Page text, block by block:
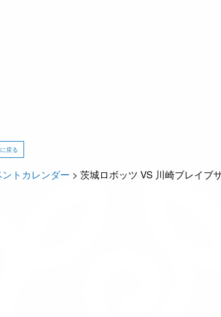
戻る
ントカレンダー > 茨城ロボッツ VS 川崎ブレイブ